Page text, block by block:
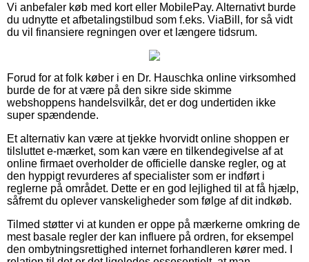
Vi anbefaler køb med kort eller MobilePay. Alternativt burde
du udnytte et afbetalingstilbud som f.eks. ViaBill, for så vidt
du vil finansiere regningen over et længere tidsrum.
Forud for at folk køber i en Dr. Hauschka online virksomhed
burde de for at være på den sikre side skimme
webshoppens handelsvilkår, det er dog undertiden ikke
super spændende.
Et alternativ kan være at tjekke hvorvidt online shoppen er
tilsluttet e-mærket, som kan være en tilkendegivelse af at
online firmaet overholder de officielle danske regler, og at
den hyppigt revurderes af specialister som er indført i
reglerne på området. Dette er en god lejlighed til at få hjælp,
såfremt du oplever vanskeligheder som følge af dit indkøb.
Tilmed støtter vi at kunden er oppe på mærkerne omkring de
mest basale regler der kan influere på ordren, for eksempel
den ombytningsrettighed internet forhandleren kører med. I